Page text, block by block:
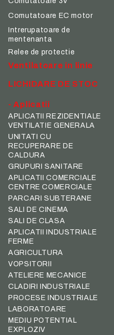
Comutatoare EC motor
Intrerupatoare de
mentenanta
Relee de protectie
Ventilatoare in linie
LICHIDARE DE STOC
- Aplicatii
APLICATII REZIDENTIALE
VENTILATIE GENERALA
UNITATI CU
RECUPERARE DE
CALDURA
GRUPURI SANITARE
APLICATII COMERCIALE
CENTRE COMERCIALE
PARCARI SUBTERANE
SALI DE CINEMA
SALI DE CLASA
APLICATII INDUSTRIALE
FERME
AGRICULTURA
VOPSITORII
ATELIERE MECANICE
CLADIRI INDUSTRIALE
PROCESE INDUSTRIALE
LABORATOARE
MEDIU POTENTIAL
EXPLOZIV